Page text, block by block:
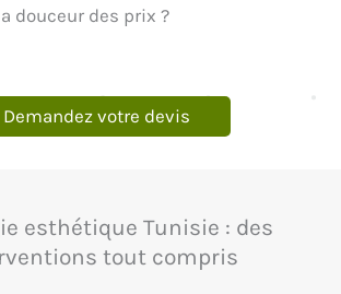
douceur des prix ?
Demandez votre devis
esthétique Tunisie : des
tout compris